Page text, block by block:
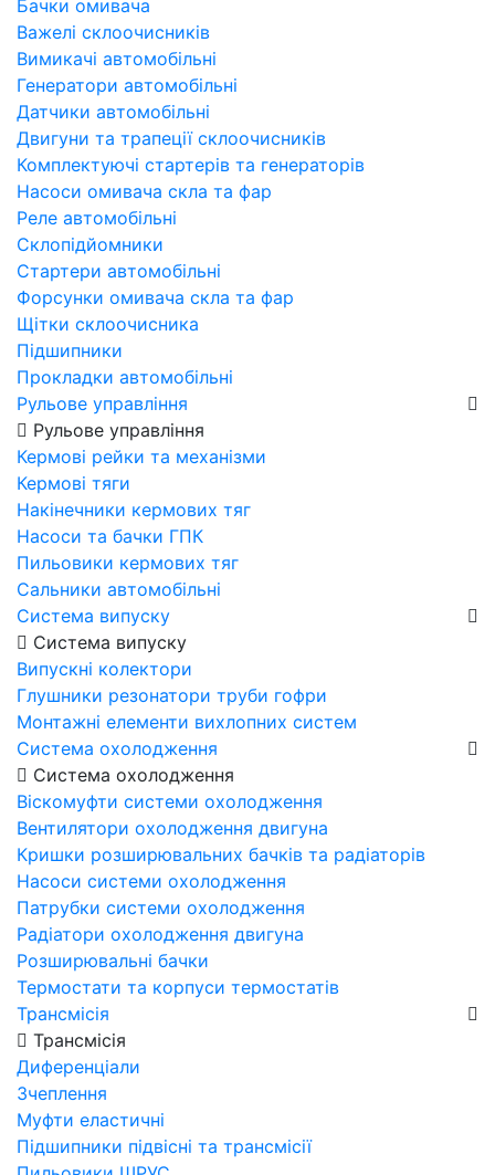
Бачки омивача
Важелі склоочисників
Вимикачі автомобільні
Генератори автомобільні
Датчики автомобільні
Двигуни та трапеції склоочисників
Комплектуючі стартерів та генераторів
Насоси омивача скла та фар
Реле автомобільні
Склопідйомники
Стартери автомобільні
Форсунки омивача скла та фар
Щітки склоочисника
Підшипники
Прокладки автомобільні
Рульове управління
Рульове управління
Кермові рейки та механізми
Кермові тяги
Накінечники кермових тяг
Насоси та бачки ГПК
Пильовики кермових тяг
Сальники автомобільні
Система випуску
Система випуску
Випускні колектори
Глушники резонатори труби гофри
Монтажні елементи вихлопних систем
Система охолодження
Система охолодження
Віскомуфти системи охолодження
Вентилятори охолодження двигуна
Кришки розширювальних бачків та радіаторів
Насоси системи охолодження
Патрубки системи охолодження
Радіатори охолодження двигуна
Розширювальні бачки
Термостати та корпуси термостатів
Трансмісія
Трансмісія
Диференціали
Зчеплення
Муфти еластичні
Підшипники підвісні та трансмісії